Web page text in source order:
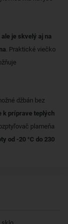
je skvelý aj na
. Praktické viečko
džbán bez
k príprave teplých
plameňa
od -20 °C do 230